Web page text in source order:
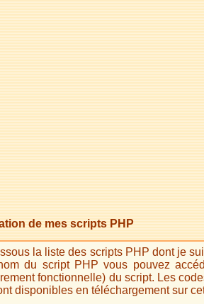
de mes scripts PHP
la liste des scripts PHP dont je
du script PHP vous pouvez
fonctionnelle) du script. Les
disponibles en téléchargement sur